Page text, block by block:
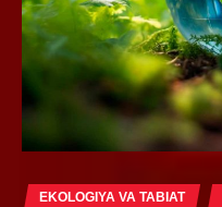
EKOLOGIYA VA TABIAT